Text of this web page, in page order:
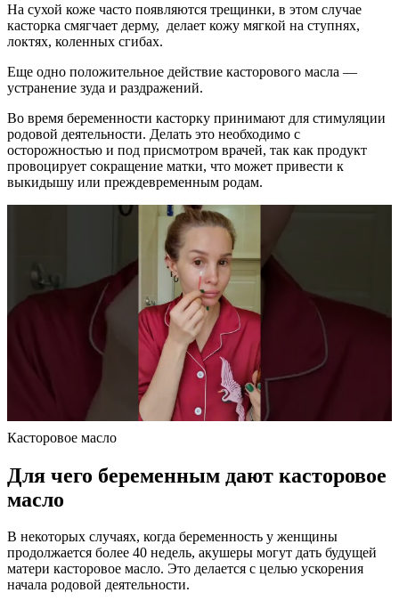
На сухой коже часто появляются трещинки, в этом случае
касторка смягчает дерму, делает кожу мягкой на ступнях,
локтях, коленных сгибах.
Еще одно положительное действие касторового масла —
устранение зуда и раздражений.
Во время беременности касторку принимают для стимуляции
родовой деятельности. Делать это необходимо с
осторожностью и под присмотром врачей, так как продукт
провоцирует сокращение матки, что может привести к
выкидышу или преждевременным родам.
Касторовое масло
Для чего беременным дают касторовое
масло
В некоторых случаях, когда беременность у женщины
продолжается более 40 недель, акушеры могут дать будущей
матери касторовое масло. Это делается с целью ускорения
начала родовой деятельности.